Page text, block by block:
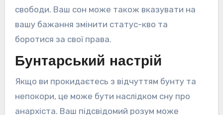
свободи. Ваш сон може також вказувати на
вашу бажання змінити статус-кво та
боротися за свої права.
Бунтарський настрій
Якщо ви прокидаєтесь з відчуттям бунту та
непокори, це може бути наслідком сну про
анархіста. Ваш підсвідомий розум може